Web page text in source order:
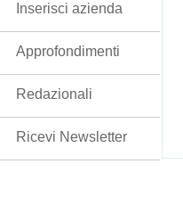
Inserisci azienda
Approfondimenti
Redazionali
Ricevi Newsletter